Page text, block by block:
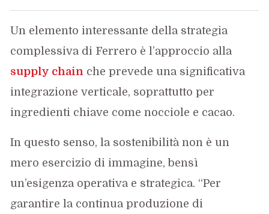
Un elemento interessante della strategia
complessiva di Ferrero è l’approccio alla
supply chain che prevede una significativa
integrazione verticale, soprattutto per
ingredienti chiave come nocciole e cacao.
In questo senso, la sostenibilità non è un
mero esercizio di immagine, bensì
un’esigenza operativa e strategica. “Per
garantire la continua produzione di